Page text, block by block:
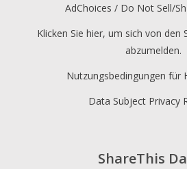
ShareThis
AdChoices / Do Not Sell/
Klicken Sie hier, um sich von den
abzumelden.
Nutzungsbedingungen für
Data Subject Privacy